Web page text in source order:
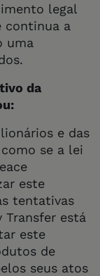
legal
continua a
uma
da
e das
se a lei
este
tentativas
Transfer está
este
de
seus atos